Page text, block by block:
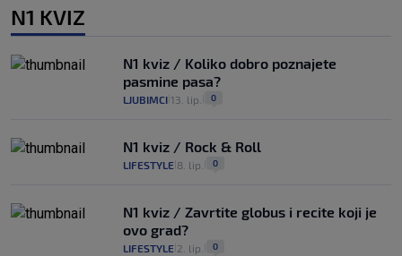
N1 KVIZ
N1 kviz / Koliko dobro poznajete
pasmine pasa?
LJUBIMCI 13. lip. 0
N1 kviz / Rock & Roll
LIFESTYLE 8. lip. 0
N1 kviz / Zavrtite globus i recite koji je
ovo grad?
LIFESTYLE 2. lip. 0